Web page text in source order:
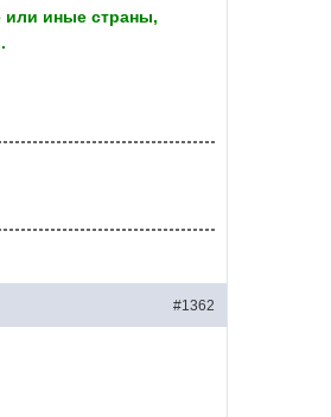
или иные страны,
#1362